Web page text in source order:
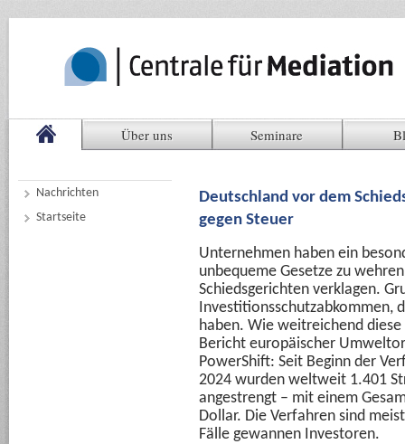
Über uns Seminare
Nachrichten
Startseite
Deutschland vor dem
gegen Steuer
Unternehmen haben ein
unbequeme Gesetze zu
Schiedsgerichten verklagen.
Investitionsschutzabkommen,
haben. Wie weitreichend
Bericht europäischer
PowerShift: Seit Beginn der
2024 wurden weltweit 1.401
angestrengt – mit einem
Dollar. Die Verfahren sind
Fälle gewannen Investoren.